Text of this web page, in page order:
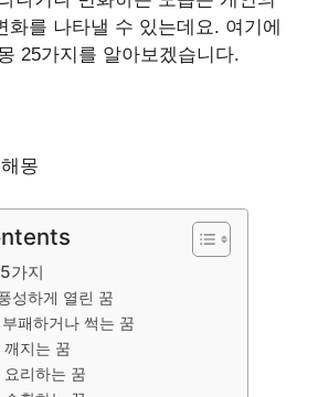
화를 나타낼 수 있는데요. 여기에
25가지를 알아보겠습니다.
가지
성하게 열린 꿈
패하거나 썩는 꿈
지는 꿈
리하는 꿈